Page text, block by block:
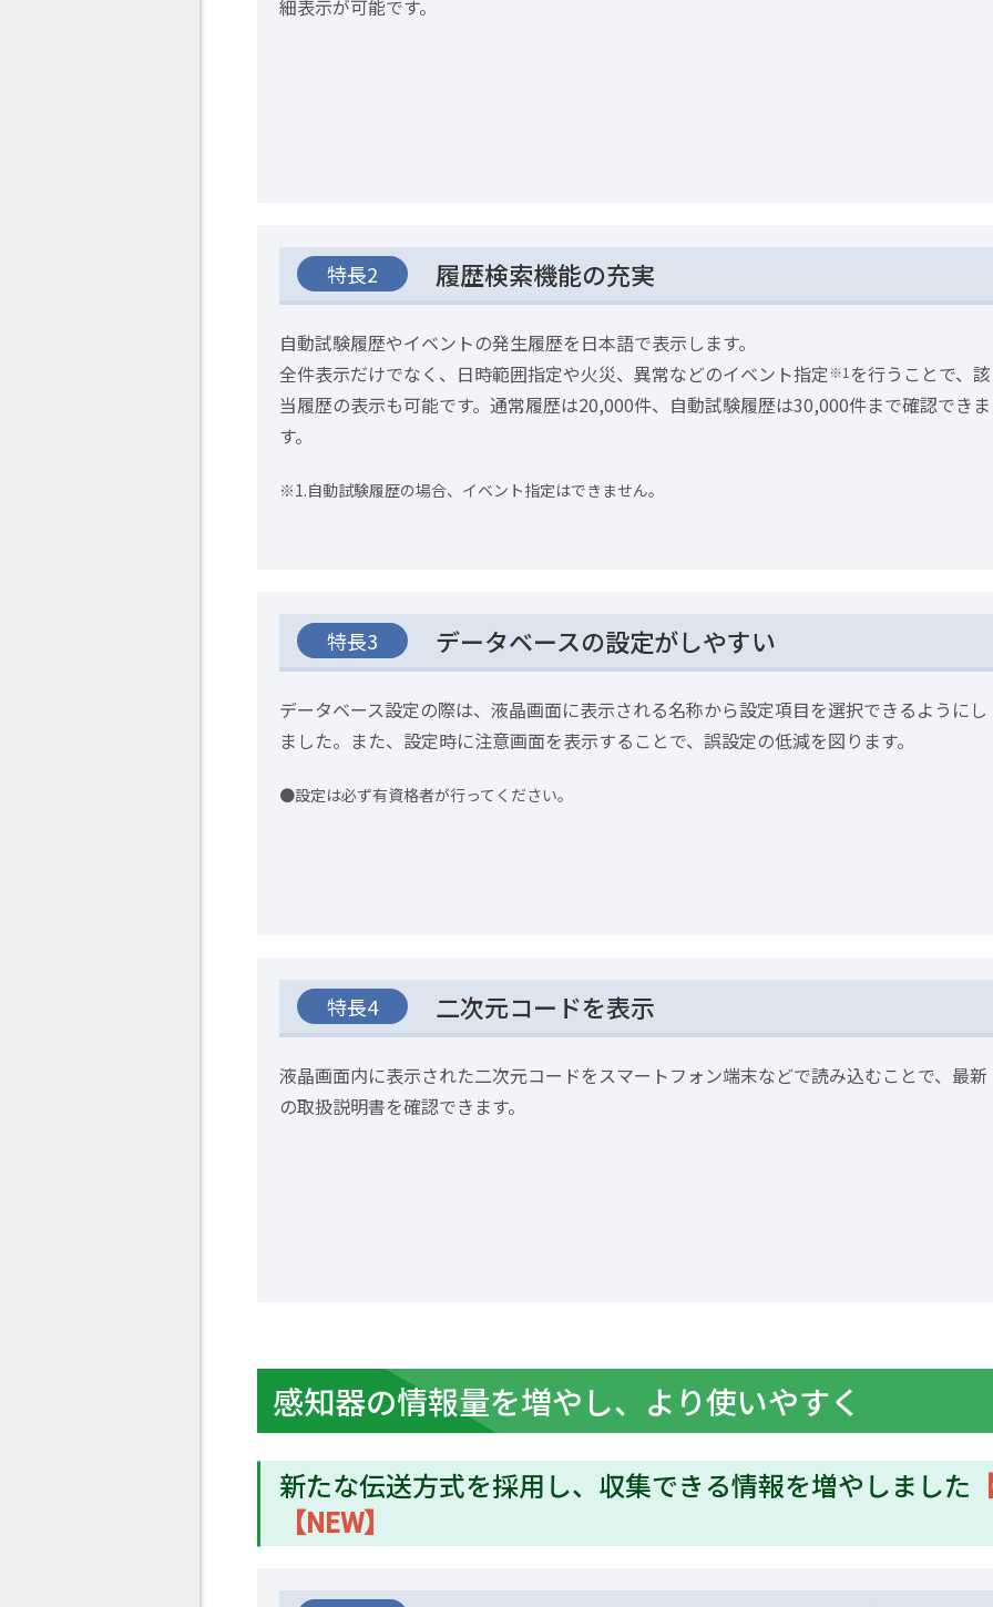
細表示が可能です。
特長2 履歴検索機能の充実
自動試験履歴やイベントの発生履歴を日本語で表示します。
全件表示だけでなく、日時範囲指定や火災、異常などのイベント指定※1 を行うことで、該
当履歴の表示も可能です。通常履歴は20,000件、自動試験履歴は30,000件まで確認できま
す。
自動試験履歴の場合、イベント指定はできません。
特長3 データベースの設定がしやすい
データベース設定の際は、液晶画面に表示される名称から設定項目を選択できるようにし
ました。また、設定時に注意画面を表示することで、誤設定の低減を図ります。
設定は必ず有資格者が行ってください。
特長4 二次元コードを表示
液晶画面内に表示された二次元コードをスマートフォン端末などで読み込むことで、最新
の取扱説明書を確認できます。
感知器の情報量を増やし、より使いやすく
新たな伝送方式を採用し、収集できる情報を増やしました
【NEW】